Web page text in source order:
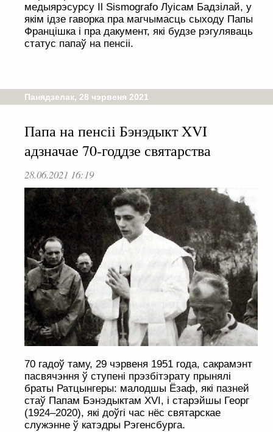
медыярэсурсу Il Sismografo Луісам Бадзілай, у
якім ідзе гаворка пра магчымасць сыходу Папы
Францішка і пра дакумент, які будзе рэгуляваць
статус папаў на пенсіі.
Панядзелак, 28 чэрвеня 2021
Папа на пенсіі Бэнэдыкт XVI
адзначае 70-годдзе святарства
28.06.2021 16:19
70 гадоў таму, 29 чэрвеня 1951 года, сакрамэнт
пасвячэння ў ступені прэзбітэрату прынялі
браты Ратцынгеры: малодшы Ёзаф, які пазней
стаў Папам Бэнэдыктам XVI, і старэйшы Георг
(1924–2020), які доўгі час нёс святарскае
служэнне ў катэдры Рэгенсбурга.